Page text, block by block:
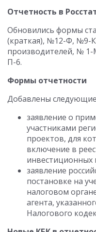
Отчетность в
Обновились формы
(краткая), №12-Ф, №9-
производителей, №
П-6.
Формы отчетности
Добавлены следующие
заявление о
участниками
проектов, для
включение в
инвестиционных
заявление
постановке на
налоговом
агента,
Налогового